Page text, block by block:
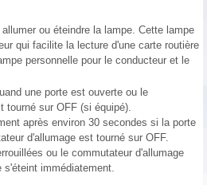
ou éteindre la lampe. Cette lampe
qui facilite la lecture d'une carte routière
personnelle pour le conducteur et le
une porte est ouverte ou le
tourné sur OFF (si équipé).
après environ 30 secondes si la porte
d'allumage est tourné sur OFF.
ou le commutateur d'allumage
immédiatement.